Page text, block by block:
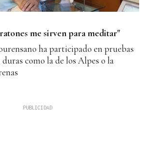
me sirven para meditar"
ha participado en pruebas
como la de los Alpes o la